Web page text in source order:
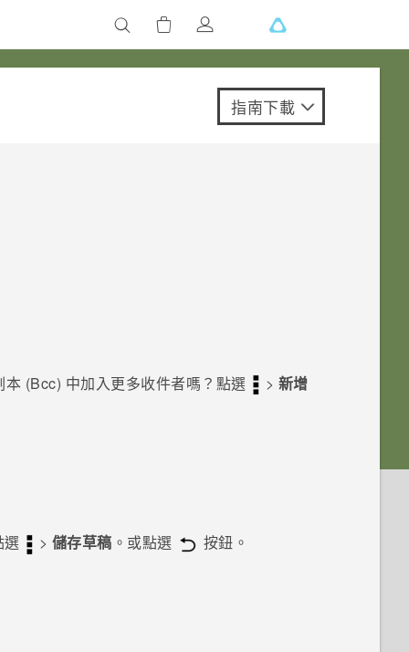
指南下載
(Bcc) 中加入更多收件者嗎？點選 > 新增
選 > 儲存草稿 。或點選 按鈕。